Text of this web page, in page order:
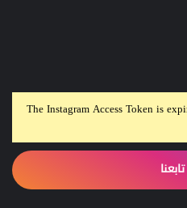
The Instagram Access Token is
تابعنا